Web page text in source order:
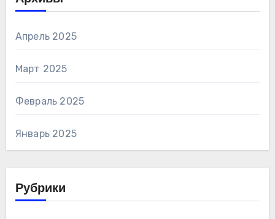
Апрель 2025
Март 2025
Февраль 2025
Январь 2025
Рубрики